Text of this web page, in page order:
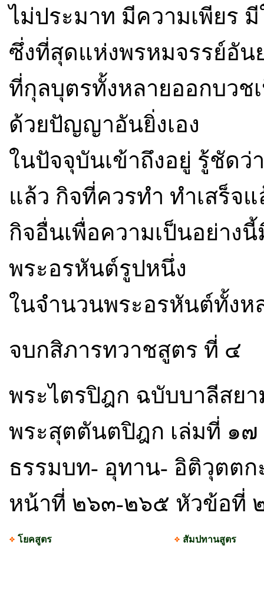
ไม่ประมาท มีความเพียร
ซึ่งที่สุดแห่งพรหมจรรย์อัน
ที่กุลบุตรทั้งหลายออกบว
ด้วยปัญญาอันยิ่งเอง
ในปัจจุบันเข้าถึงอยู่ รู้ชัด
แล้ว กิจที่ควรทำ ทำเสร็จแ
กิจอื่นเพื่อความเป็นอย่าง
พระอรหันต์รูปหนึ่ง
ในจำนวนพระอรหันต์ทั้งห
จบกสิภารทวาชสูตร ที่ ๔
พระไตรปิฎก ฉบับบาลีสย
พระสุตตันตปิฎก เล่มที่ ๑
ธรรมบท- อุทาน- อิติวุตต
หน้าที่ ๒๖๓-๒๖๕ หัวข้อที่
โยคสูตร สัมปทานสูตร